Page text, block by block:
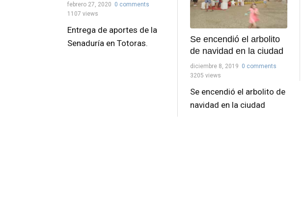
febrero 27, 2020 0 comments
1107 views
Entrega de aportes de la
Senaduría en Totoras.
Se encendió el arbolito
de navidad en la ciudad
diciembre 8, 2019 0 comments
3205 views
Se encendió el arbolito de
navidad en la ciudad